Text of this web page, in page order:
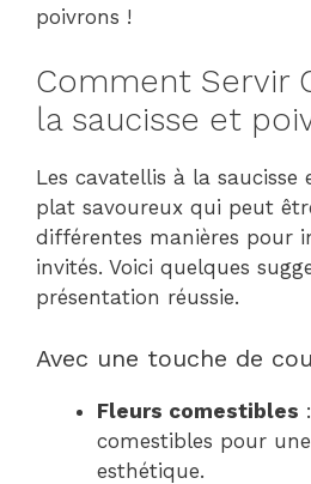
poivrons !
Comment Servir
la saucisse et
Les cavatellis à la
plat savoureux qui peut
différentes manières pour
invités. Voici quelques
présentation réussie.
Avec une touche de
Fleurs comestibles
comestibles pour
esthétique.